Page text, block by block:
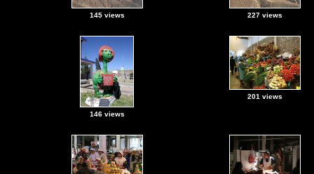
145 views 227 views
146 views
201 views